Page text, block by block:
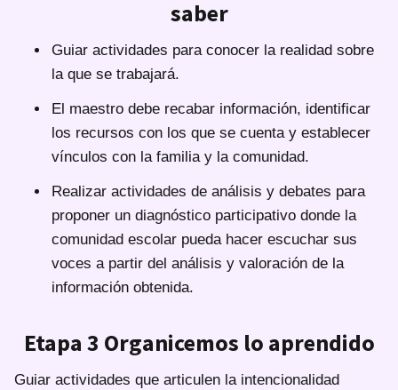
saber
Guiar actividades para conocer la realidad sobre
la que se trabajará.
El maestro debe recabar información, identificar
los recursos con los que se cuenta y establecer
vínculos con la familia y la comunidad.
Realizar actividades de análisis y debates para
proponer un diagnóstico participativo donde la
comunidad escolar pueda hacer escuchar sus
voces a partir del análisis y valoración de la
información obtenida.
Etapa 3 Organicemos lo aprendido
Guiar actividades que articulen la intencionalidad